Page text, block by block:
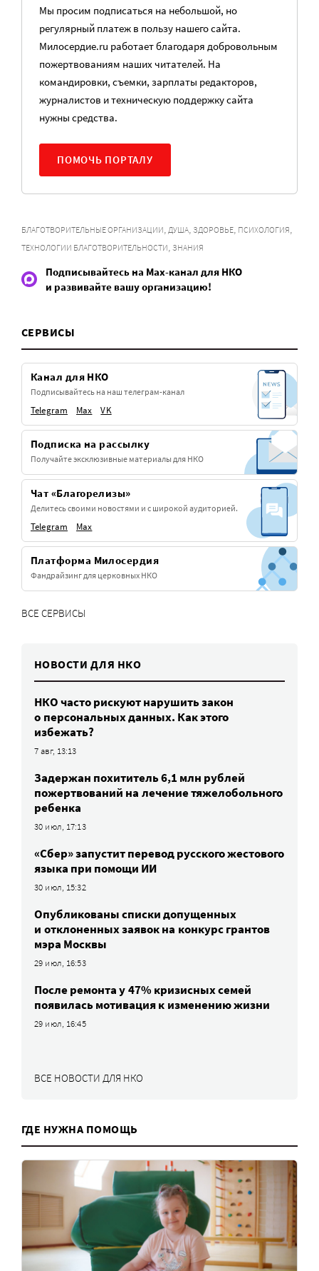
Мы просим подписаться на небольшой, но
регулярный платеж в пользу нашего сайта.
Милосердие.ru работает благодаря добровольным
пожертвованиям наших читателей. На
командировки, съемки, зарплаты редакторов,
журналистов и техническую поддержку сайта
нужны средства.
ПОМОЧЬ ПОРТАЛУ
БЛАГОТВОРИТЕЛЬНЫЕ ОРГАНИЗАЦИИ, ДУША, ЗДОРОВЬЕ, ПСИХОЛОГИЯ,
ТЕХНОЛОГИИ БЛАГОТВОРИТЕЛЬНОСТИ, ЗНАНИЯ
Подписывайтесь на Max-канал для НКО
и развивайте вашу организацию!
СЕРВИСЫ
Канал для НКО
Подписывайтесь на наш телеграм-канал
Telegram Max VK
Подписка на рассылку
Получайте эксклюзивные материалы для НКО
Чат «Благорелизы»
Делитесь своими новостями и с широкой аудиторией.
Telegram Max
Платформа Милосердия
Фандрайзинг для церковных НКО
ВСЕ СЕРВИСЫ
НОВОСТИ ДЛЯ НКО
НКО часто рискуют нарушить закон
о персональных данных. Как этого
избежать?
7 авг, 13:13
Задержан похититель 6,1 млн рублей
пожертвований на лечение тяжелобольного
ребенка
30 июл, 17:13
«Сбер» запустит перевод русского жестового
языка при помощи ИИ
30 июл, 15:32
Опубликованы списки допущенных
и отклоненных заявок на конкурс грантов
мэра Москвы
29 июл, 16:53
После ремонта у 47% кризисных семей
появилась мотивация к изменению жизни
29 июл, 16:45
ВСЕ НОВОСТИ ДЛЯ НКО
ГДЕ НУЖНА ПОМОЩЬ